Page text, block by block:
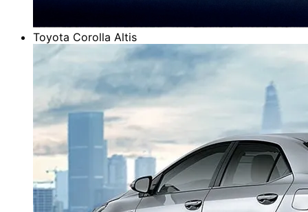
Toyota Corolla Altis